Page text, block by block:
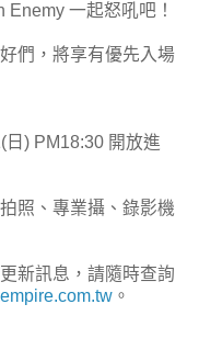
一起怒吼吧！
們，將享有優先入場
日) PM18:30 開放進
照、專業攝、錄影機
新訊息，請隨時查詢
。